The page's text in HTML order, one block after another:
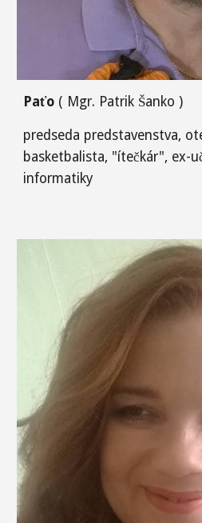
Paťo ( Mgr. Patrik Šanko )
predseda predstavenstva,
basketbalista, "ítečkár", ex-
informatiky